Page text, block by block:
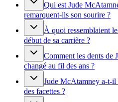
Qui est Jude
remarquent-ils son sourire ?
À quoi ressemblaient
début de sa carrière ?
Comment les dents de
changé au fil des ans ?
Jude McAtamney a-t-il
des facettes ?